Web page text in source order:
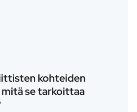
kohteiden
mitä se tarkoittaa